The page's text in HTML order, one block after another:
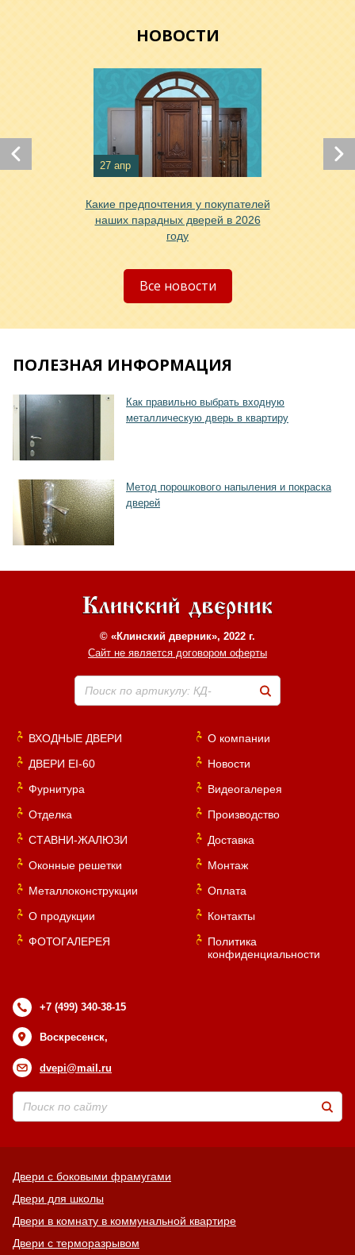
Хочу такую
НОВОСТИ
27 апр
Какие предпочтения у покупателей
наших парадных дверей в 2026
году
Все новости
ПОЛЕЗНАЯ ИНФОРМАЦИЯ
Как правильно выбрать входную
металлическую дверь в квартиру
Метод порошкового напыления и покраска
дверей
© «Клинский дверник», 2022 г.
Сайт не является договором оферты
Поиск по артикулу: КД-
ВХОДНЫЕ ДВЕРИ
ДВЕРИ EI-60
Фурнитура
Отделка
СТАВНИ-ЖАЛЮЗИ
Оконные решетки
Металлоконструкции
О продукции
ФОТОГАЛЕРЕЯ
О компании
Новости
Видеогалерея
Производство
Доставка
Монтаж
Оплата
Контакты
Политика
конфиденциальности
+7 (499) 340-38-15
Воскресенск,
dvepi@mail.ru
Двери с боковыми фрамугами
Двери для школы
Двери в комнату в коммунальной квартире
Двери с терморазрывом